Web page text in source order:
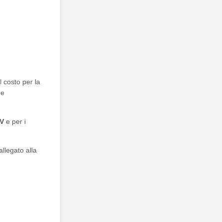
costo per la
e
e per i
alla